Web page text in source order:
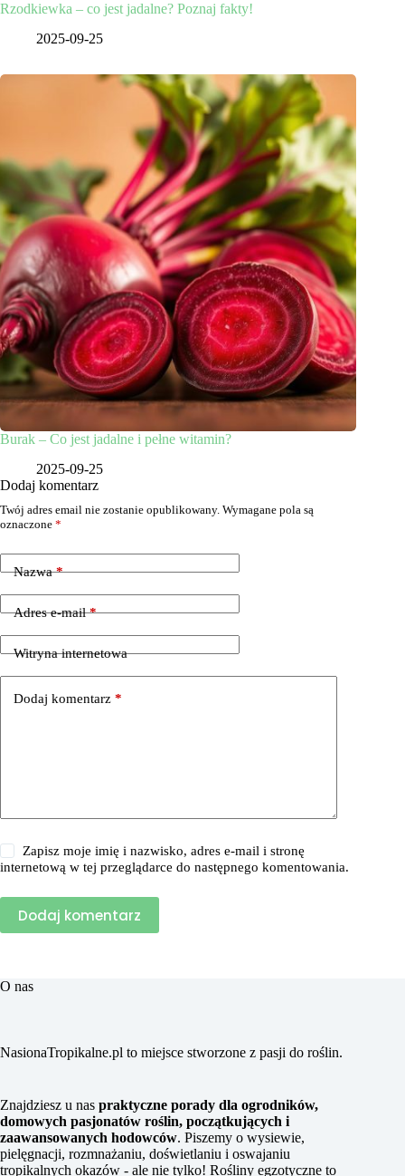
Rzodkiewka – co jest jadalne? Poznaj fakty!
2025-09-25
Burak – Co jest jadalne i pełne witamin?
2025-09-25
Dodaj komentarz
Twój adres email nie zostanie opublikowany. Wymagane pola są
oznaczone *
Nazwa*
Adres e-mail*
Witryna internetowa
Dodaj komentarz *
Zapisz moje imię i nazwisko, adres e-mail i stronę
internetową w tej przeglądarce do następnego komentowania.
Dodaj komentarz
O nas
NasionaTropikalne.pl to miejsce stworzone z pasji do roślin.
Znajdziesz u nas praktyczne porady dla ogrodników,
domowych pasjonatów roślin, początkujących i
zaawansowanych hodowców. Piszemy o wysiewie,
pielęgnacji, rozmnażaniu, doświetlaniu i oswajaniu
tropikalnych okazów - ale nie tylko! Rośliny egzotyczne to